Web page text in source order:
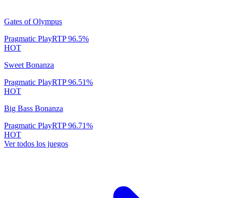
Gates of Olympus
Pragmatic PlayRTP96.5%
HOT
Sweet Bonanza
Pragmatic PlayRTP96.51%
HOT
Big Bass Bonanza
Pragmatic PlayRTP96.71%
HOT
Ver todos los juegos